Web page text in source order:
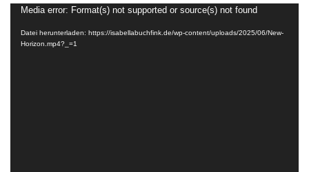
Video-
Player
Media error: Format(s) not supported or source(s) not found
Datei herunterladen: https://isabellabuchfink.de/wp-content/uploads/2025/06/New-
Horizon.mp4?_=1